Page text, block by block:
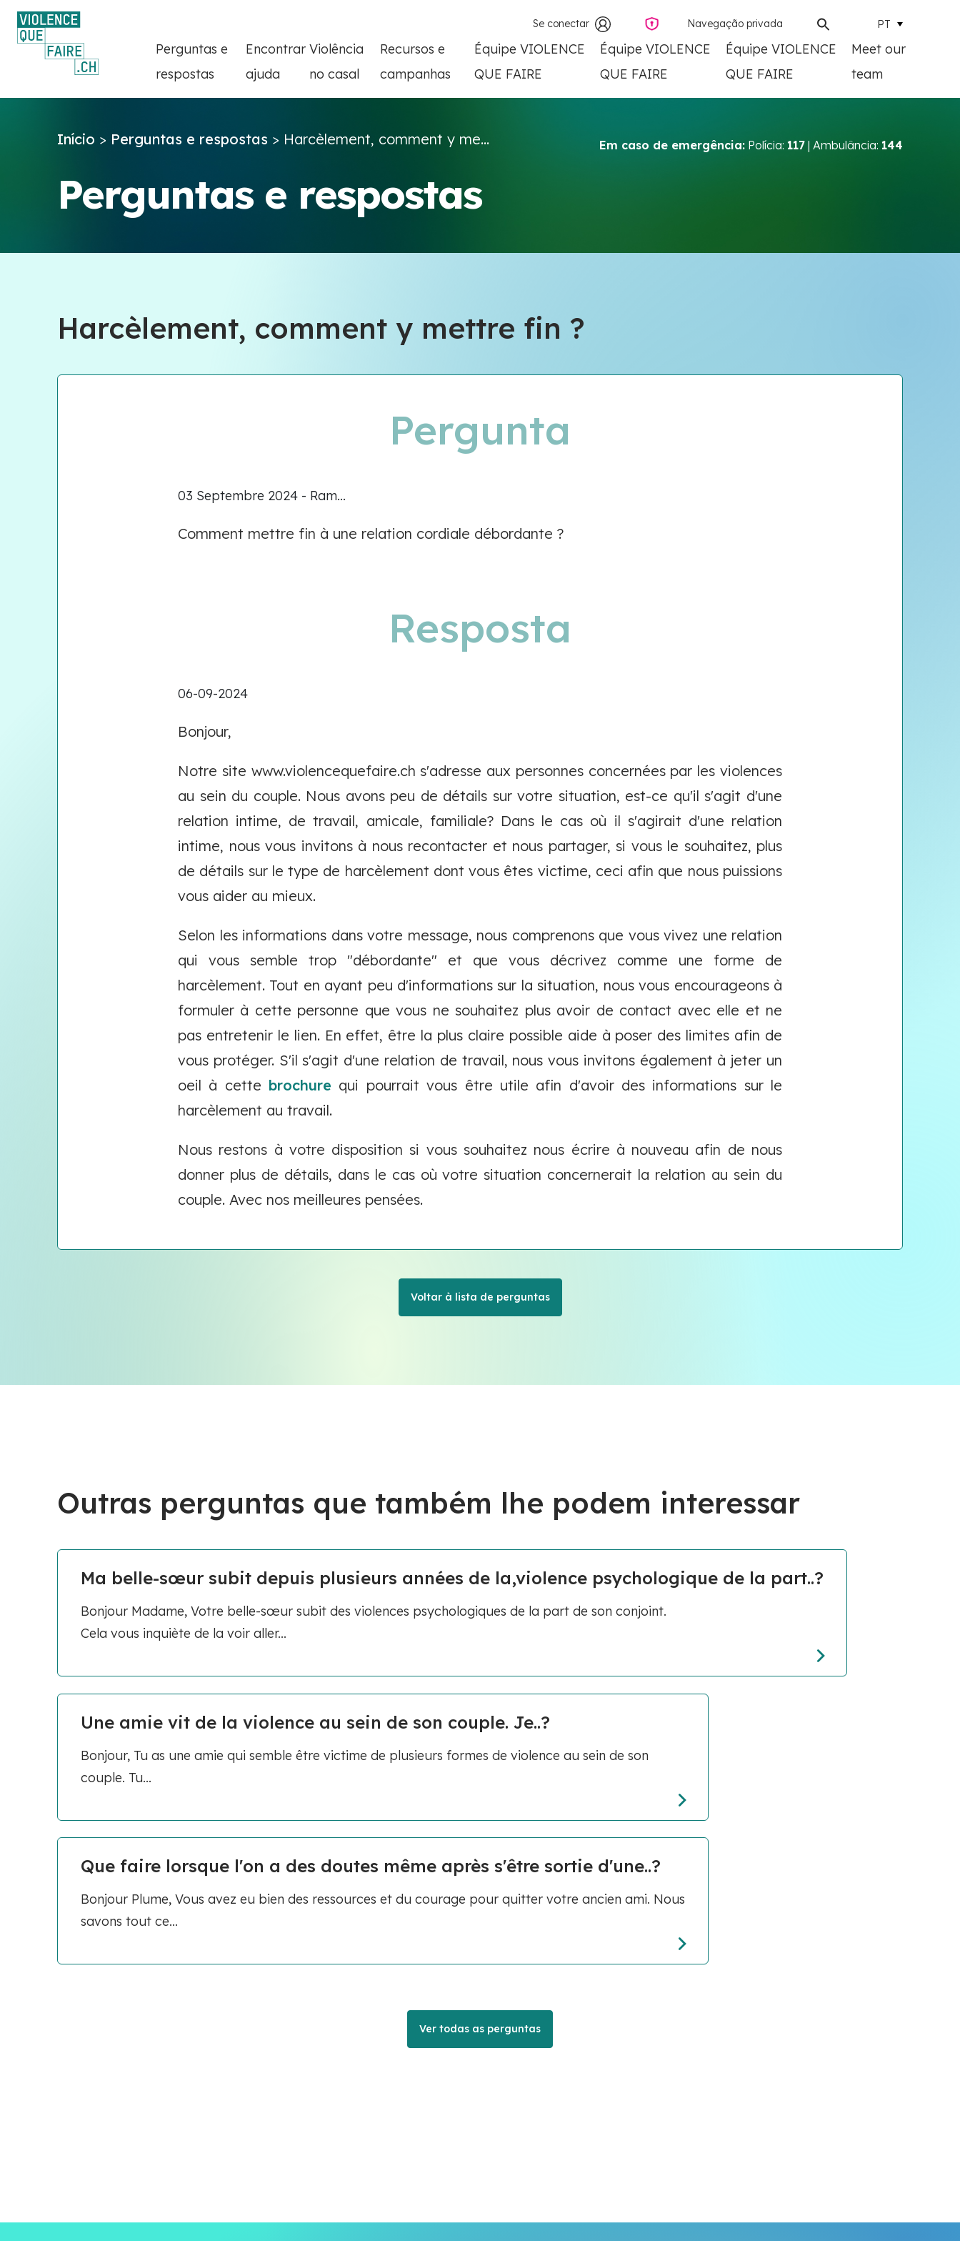
Se conectar Navegação privada PT
Perguntas e
respostas
Encontrar
ajuda
Violência
no casal
Recursos e
campanhas
Équipe VIOLENCE
QUE FAIRE
Équipe VIOLENCE
QUE FAIRE
Équipe VIOLENCE
QUE FAIRE
Meet our
team
Início > Perguntas e respostas > Harcèlement, comment y me... Em caso de emergência: Polícia: 117 | Ambulância: 144
Perguntas e respostas
Harcèlement, comment y mettre fin ?
Pergunta
03 Septembre 2024 - Ram...
Comment mettre fin à une relation cordiale débordante ?
Resposta
06-09-2024
Bonjour,
Notre site www.violencequefaire.ch s'adresse aux personnes concernées par les violences
au sein du couple. Nous avons peu de détails sur votre situation, est-ce qu'il s'agit d'une
relation intime, de travail, amicale, familiale? Dans le cas où il s'agirait d'une relation
intime, nous vous invitons à nous recontacter et nous partager, si vous le souhaitez, plus
de détails sur le type de harcèlement dont vous êtes victime, ceci afin que nous puissions
vous aider au mieux.
Selon les informations dans votre message, nous comprenons que vous vivez une relation
qui vous semble trop "débordante" et que vous décrivez comme une forme de
harcèlement. Tout en ayant peu d'informations sur la situation, nous vous encourageons à
formuler à cette personne que vous ne souhaitez plus avoir de contact avec elle et ne
pas entretenir le lien. En effet, être la plus claire possible aide à poser des limites afin de
vous protéger. S'il s'agit d'une relation de travail, nous vous invitons également à jeter un
oeil à cette brochure qui pourrait vous être utile afin d'avoir des informations sur le
harcèlement au travail.
Nous restons à votre disposition si vous souhaitez nous écrire à nouveau afin de nous
donner plus de détails, dans le cas où votre situation concernerait la relation au sein du
couple. Avec nos meilleures pensées.
Voltar à lista de perguntas
Outras perguntas que também lhe podem interessar
Ma belle-sœur subit depuis plusieurs années de la,violence psychologique de la part..?
Bonjour Madame, Votre belle-sœur subit des violences psychologiques de la part de son conjoint.
Cela vous inquiète de la voir aller...
Une amie vit de la violence au sein de son couple. Je..?
Bonjour, Tu as une amie qui semble être victime de plusieurs formes de violence au sein de son
couple. Tu...
Que faire lorsque l'on a des doutes même après s'être sortie d'une..?
Bonjour Plume, Vous avez eu bien des ressources et du courage pour quitter votre ancien ami. Nous
savons tout ce...
Ver todas as perguntas